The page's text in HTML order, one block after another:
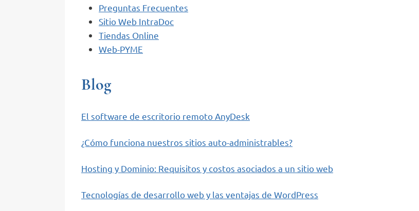
Preguntas Frecuentes
Sitio Web IntraDoc
Tiendas Online
Web-PYME
Blog
El software de escritorio remoto AnyDesk
¿Cómo funciona nuestros sitios auto-administrables?
Hosting y Dominio: Requisitos y costos asociados a un sitio web
Tecnologías de desarrollo web y las ventajas de WordPress